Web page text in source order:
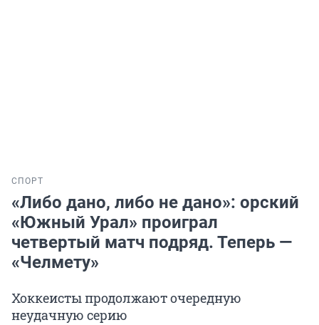
СПОРТ
«Либо дано, либо не дано»: орский
«Южный Урал» проиграл
четвертый матч подряд. Теперь —
«Челмету»
Хоккеисты продолжают очередную
неудачную серию